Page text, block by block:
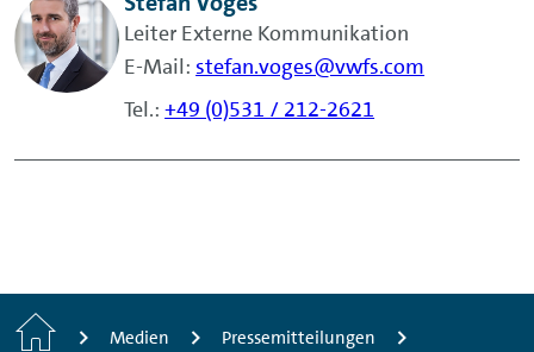
Leiter Externe Kommunikation
E-Mail: stefan.voges@vwfs.com
Tel.:+49 (0)531 / 212-2621
Home Medien
Pressemitteilungen